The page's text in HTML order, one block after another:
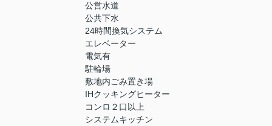
公営水道
公共下水
24時間換気システム
エレベーター
電気有
駐輪場
敷地内ごみ置き場
IHクッキングヒーター
コンロ２口以上
システムキッチン